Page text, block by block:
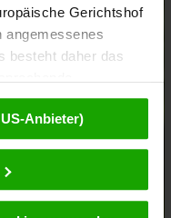
Gerichtshof
angemessenes
besteht daher das
(z.B. Google,
zu Kontroll- und
und dagegen keine
stehen. Mit
Anbietern)
Anbieter)